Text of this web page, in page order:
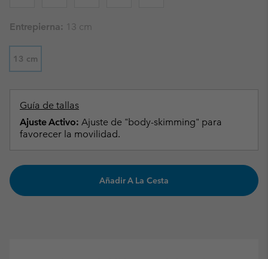
Entrepierna: 13 cm
13 cm
Guía de tallas
Ajuste Activo: Ajuste de "body-skimming" para
favorecer la movilidad.
Añadir A La Cesta